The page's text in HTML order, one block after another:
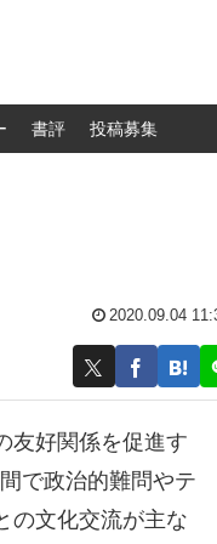
書評 投稿募集
2020.09.04
友好関係を促進す
で政治的難問やテ
の文化交流が主な